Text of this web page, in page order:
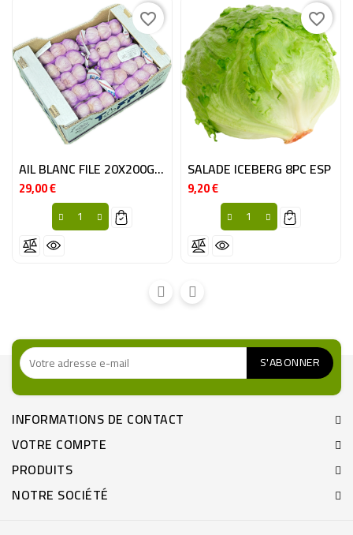
AIL BLANC FILE 20X200GR ESP
29,00 €Prix
favorite_border
SALADE ICEBERG 8PC ESP
9,20 €Prix
favorite_border
INFORMATIONS DE CONTACT
VOTRE COMPTE
PRODUITS
NOTRE SOCIÉTÉ